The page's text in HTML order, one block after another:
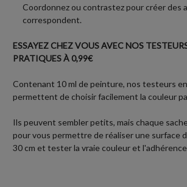
Coordonnez ou contrastez pour créer des
correspondent.
ESSAYEZ CHEZ VOUS AVEC NOS
PRATIQUES À 0,99€
Contenant 10 ml de peinture, nos testeurs
permettent de choisir facilement la couleur
Ils peuvent sembler petits, mais chaque
pour vous permettre de réaliser une surface
30 cm et tester la vraie couleur et l'adhérence